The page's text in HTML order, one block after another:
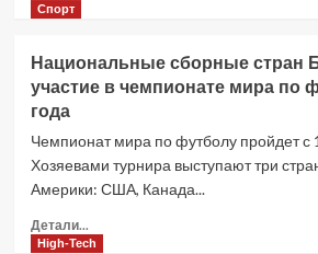
сфере
туризма
изабелловый
скакун
культурным
символом
Казахстана
Спорт
Национальные сборные стран
участие в чемпионате мира по
года
Чемпионат мира по футболу пройдет
Хозяевами турнира выступают три
Америки: США, Канада...
Детали...
больше
High-Tech